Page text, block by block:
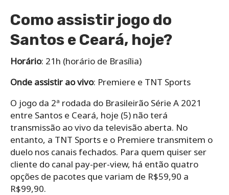
Como assistir jogo do
Santos e Ceará, hoje?
Horário: 21h (horário de Brasília)
Onde assistir ao vivo: Premiere e TNT Sports
O jogo da 2ª rodada do Brasileirão Série A 2021
entre Santos e Ceará, hoje (5) não terá
transmissão ao vivo da televisão aberta. No
entanto, a TNT Sports e o Premiere transmitem o
duelo nos canais fechados. Para quem quiser ser
cliente do canal pay-per-view, há então quatro
opções de pacotes que variam de R$59,90 a
R$99,90.